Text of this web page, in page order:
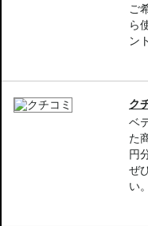
ルを洗い流してください
ラル オイル 100ml (ボ
【ギフト好適品】
【商品の特徴】
**マルチユース**-肌にも
**しっとりとした仕上が
**贅沢な香り**-フローラ
ご
ら
ン
ク
ベ
た
円
ぜ
い。